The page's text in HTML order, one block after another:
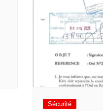
Sécurité